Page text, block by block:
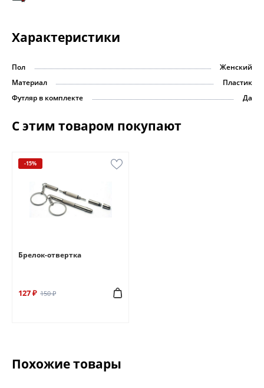
Характеристики
Пол
Женский
Материал
Пластик
Футляр в комплекте
Да
С этим товаром покупают
-15%
Брелок-отвертка
127 ₽ 150 ₽
Похожие товары